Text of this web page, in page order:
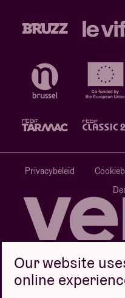
Privacybeleid
Our website
online